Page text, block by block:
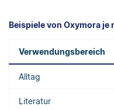
Beispiele von Oxymora
Verwendungsbereich
Alltag
Literatur